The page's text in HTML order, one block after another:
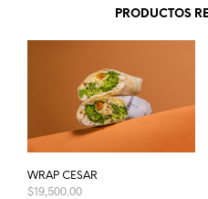
PRODUCTOS
WRAP CESAR
$19,500.00